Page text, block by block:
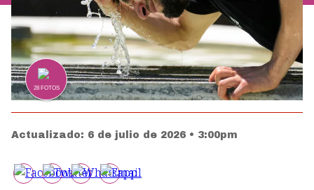
28FOTOS
Actualizado: 6 de julio de 2026 • 3:00pm